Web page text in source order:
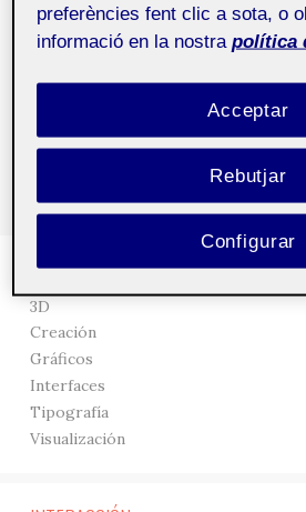
DISEÑO
3D
Creación
Gráficos
Interfaces
Tipografía
Visualización
preferències fent clic a sota, o
informació en la nostra política
Rebutjar
Acceptar
Configurar